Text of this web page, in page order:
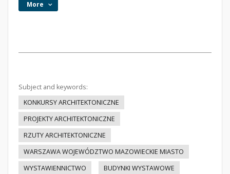
More
Subject and keywords:
KONKURSY ARCHITEKTONICZNE
PROJEKTY ARCHITEKTONICZNE
RZUTY ARCHITEKTONICZNE
WARSZAWA WOJEWÓDZTWO MAZOWIECKIE MIASTO
WYSTAWIENNICTWO
BUDYNKI WYSTAWOWE